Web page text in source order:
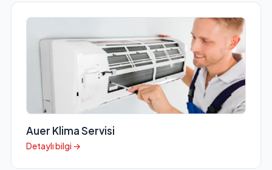
Auer Klima Servisi
Detaylı bilgi →